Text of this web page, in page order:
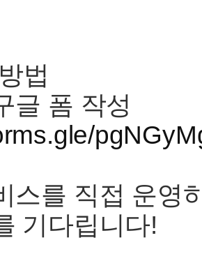
법
글 폼 작성
스를 직접 운영
기다립니다!